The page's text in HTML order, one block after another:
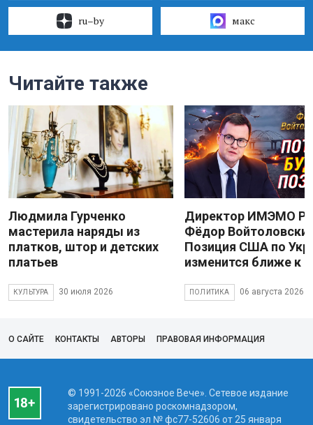
ru–by макс
Читайте также
Людмила Гурченко
мастерила наряды из
платков, штор и детских
платьев
КУЛЬТУРА 30 июля 2026
Директор ИМЭМО
Фёдор
Позиция США по
изменится ближе к
ПОЛИТИКА 06 августа 2026
О САЙТЕ КОНТАКТЫ АВТОРЫ ПРАВОВАЯ ИНФОРМАЦИЯ
© 1991-2026 «Союзное Вече». Сетевое издание
зарегистрировано роскомнадзором,
свидетельство эл № фc77-52606 от 25 января